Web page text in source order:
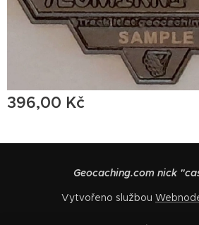
396,00 Kč
Geocaching.com nick
Vytvořeno službou